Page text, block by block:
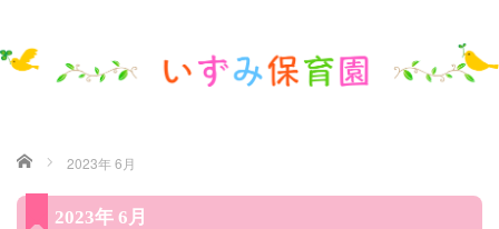
ホーム 2023年 6月
2023年 6月